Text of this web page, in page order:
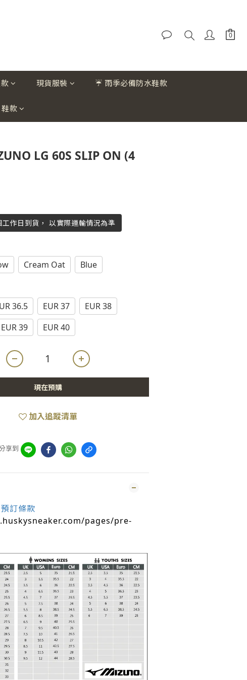
現貨服裝 ☔ 雨季必備防水鞋款
款
LG 60S SLIP ON (4
作日到貨， 以實際運輸情況為準
Cream Oat Blue
36.5 EUR 37
EUR 38
EUR 39 EUR 40
現在預購
加入追蹤清單
享到
預訂條款
pages/pre-